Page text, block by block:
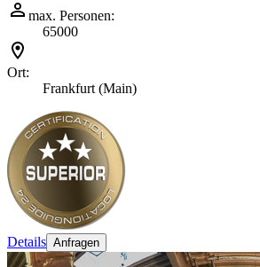
max. Personen:
65000
Ort:
Frankfurt (Main)
Details Anfragen